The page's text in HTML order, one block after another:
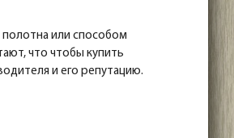
или способом
что чтобы купить
и его репутацию.